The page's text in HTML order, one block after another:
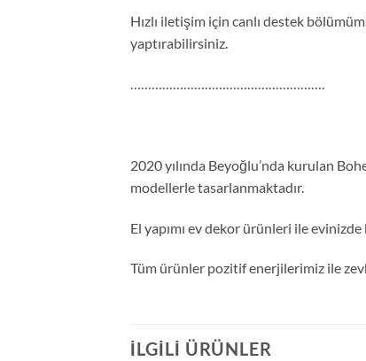
Hızlı iletişim için canlı destek
yaptırabilirsiniz.
……………………………………………….
2020 yılında Beyoğlu’nda kurulan
modellerle tasarlanmaktadır.
El yapımı ev dekor ürünleri ile
Tüm ürünler pozitif enerjilerimiz ile
İLGILI ÜRÜNLER